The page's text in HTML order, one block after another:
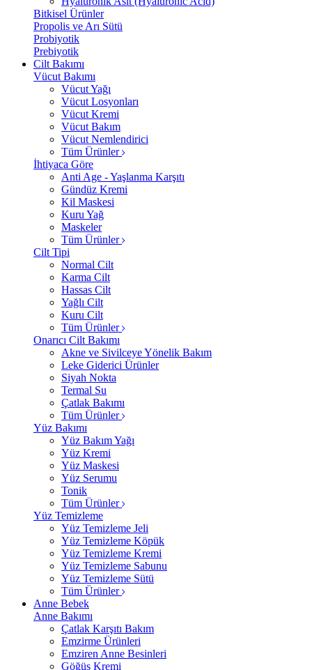
Bitkisel Ürünler
Propolis ve Arı Sütü
Probiyotik
Prebiyotik
Cilt Bakımı
Vücut Bakımı
Vücut Yağı
Vücut Losyonları
Vücut Kremi
Vücut Bakım
Vücut Nemlendirici
Tüm Ürünler
İhtiyaca Göre
Anti Age - Yaşlanma Karşıtı
Gündüz Kremi
Kil Maskesi
Kuru Yağ
Maskeler
Tüm Ürünler
Cilt Tipi
Normal Cilt
Karma Cilt
Hassas Cilt
Yağlı Cilt
Kuru Cilt
Tüm Ürünler
Onarıcı Cilt Bakımı
Akne ve Sivilceye Yönelik Bakım
Leke Giderici Ürünler
Siyah Nokta
Termal Su
Çatlak Bakımı
Tüm Ürünler
Yüz Bakımı
Yüz Bakım Yağı
Yüz Kremi
Yüz Maskesi
Yüz Serumu
Tonik
Tüm Ürünler
Yüz Temizleme
Yüz Temizleme Jeli
Yüz Temizleme Köpük
Yüz Temizleme Kremi
Yüz Temizleme Sabunu
Yüz Temizleme Sütü
Tüm Ürünler
Anne Bebek
Anne Bakımı
Çatlak Karşıtı Bakım
Emzirme Ürünleri
Emziren Anne Besinleri
Göğüs Kremi